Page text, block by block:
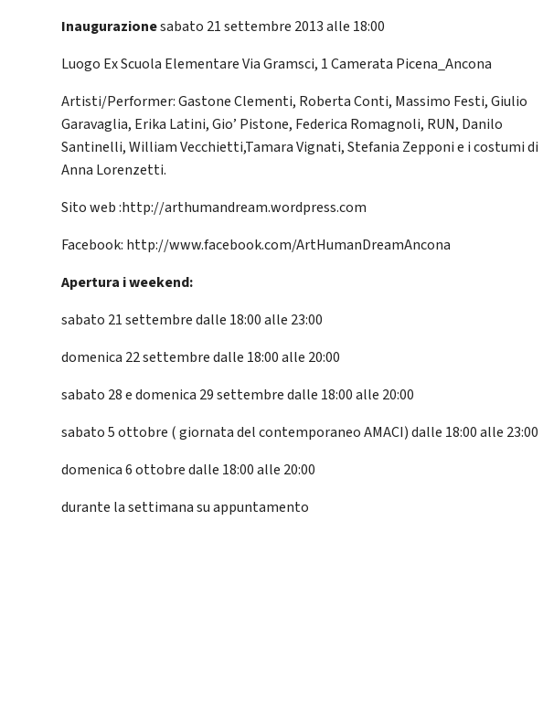
Inaugurazionesabato 21 settembre 2013 alle 18:00
Luogo Ex Scuola Elementare Via Gramsci, 1 Camerata Picena_Ancona
Artisti/Performer: Gastone Clementi, Roberta Conti, Massimo Festi, Giulio
Garavaglia, Erika Latini, Gio’ Pistone, Federica Romagnoli, RUN, Danilo
Santinelli, William Vecchietti,Tamara Vignati, Stefania Zepponi e i costumi di
Anna Lorenzetti.
Sito web :http://arthumandream.wordpress.com
Facebook: http://www.facebook.com/ArtHumanDreamAncona
Apertura i weekend:
sabato 21 settembre dalle 18:00 alle 23:00
domenica 22 settembre dalle 18:00 alle 20:00
sabato 28 e domenica 29 settembre dalle 18:00 alle 20:00
sabato 5 ottobre ( giornata del contemporaneo AMACI) dalle 18:00 alle 23:00
domenica 6 ottobre dalle 18:00 alle 20:00
durante la settimana su appuntamento